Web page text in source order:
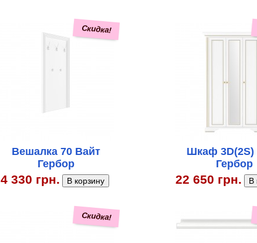
Скидка!
Вешалка 70 Вайт
Гербор
4 330 грн.
Шкаф 3D(2S)
Гербор
22 650 грн.
Скидка!